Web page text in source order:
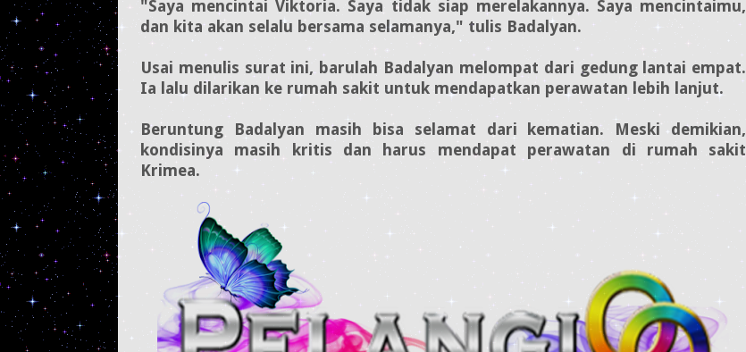
"Saya mencintai Viktoria. Saya tidak siap merelakannya. Saya mencintaimu,
dan kita akan selalu bersama selamanya," tulis Badalyan.
Usai menulis surat ini, barulah Badalyan melompat dari gedung lantai empat.
Ia lalu dilarikan ke rumah sakit untuk mendapatkan perawatan lebih lanjut.
Beruntung Badalyan masih bisa selamat dari kematian. Meski demikian,
kondisinya masih kritis dan harus mendapat perawatan di rumah sakit
Krimea.